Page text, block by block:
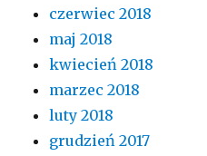
czerwiec 2018
maj 2018
kwiecień 2018
marzec 2018
luty 2018
grudzień 2017